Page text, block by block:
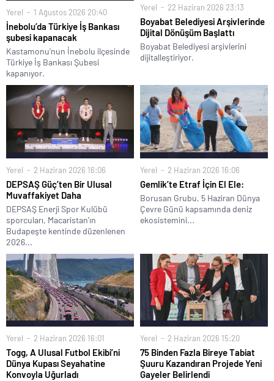
Yerel 1 Ağustos 2026 20:40
İnebolu’da Türkiye İş Bankası
şubesi kapanacak
Kastamonu'nun İnebolu ilçesinde
Türkiye İş Bankası Şubesi
kapanıyor.
Yerel 22 Haziran 2026 23:13
Boyabat Belediyesi Arşivlerinde
Dijital Dönüşüm Başlattı
Boyabat Belediyesi arşivlerini
dijitalleştiriyor.
Yerel 2 Haziran 2026 16:06
DEPSAŞ Güç’ten Bir Ulusal
Muvaffakiyet Daha
DEPSAŞ Enerji Spor Kulübü
sporcuları, Macaristan’ın
Budapeşte kentinde düzenlenen
2026...
Yerel 2 Haziran 2026 16:06
Gemlik’te Etraf İçin El Ele:
Borusan Grubu, 5 Haziran Dünya
Çevre Günü kapsamında deniz
ekosistemini...
Yerel 2 Haziran 2026 16:01
Togg, A Ulusal Futbol Ekibi’ni
Dünya Kupası Seyahatine
Konvoyla Uğurladı
Yerel 2 Haziran 2026 15:20
75 Binden Fazla Bireye Tabiat
Şuuru Kazandıran Projede Yeni
Gayeler Belirlendi